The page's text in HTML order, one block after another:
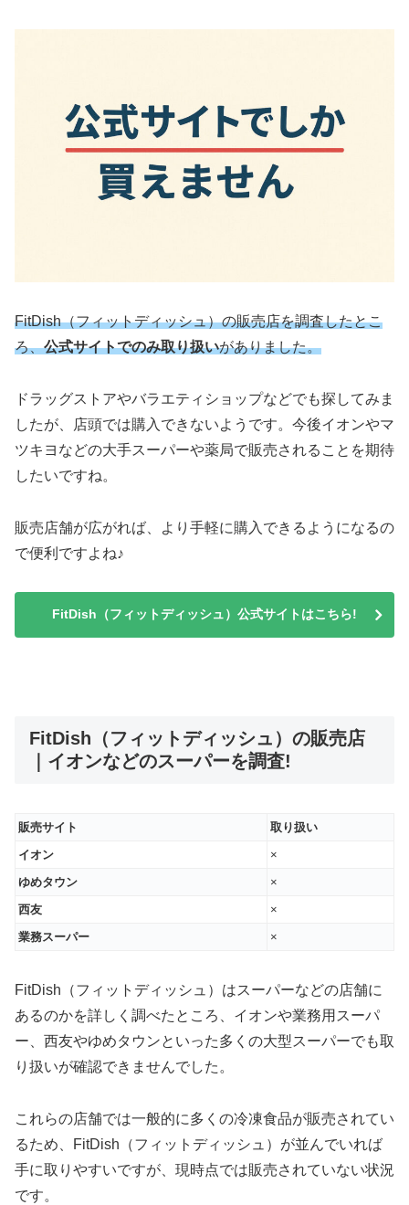
FitDish（フィットディッシュ）の販売店を調査したとこ
ろ、公式サイトでのみ取り扱いがありました。
ドラッグストアやバラエティショップなどでも探してみま
したが、店頭では購入できないようです。今後イオンやマ
ツキヨなどの大手スーパーや薬局で販売されることを期待
したいですね。
販売店舗が広がれば、より手軽に購入できるようになるの
で便利ですよね♪
FitDish（フィットディッシュ）公式サイトはこちら!
FitDish（フィットディッシュ）の販売店
｜イオンなどのスーパーを調査!
販売サイト
取り扱い
イオン
×
ゆめタウン
×
西友
×
業務スーパー
×
FitDish（フィットディッシュ）はスーパーなどの店舗に
あるのかを詳しく調べたところ、イオンや業務用スーパ
ー、西友やゆめタウンといった多くの大型スーパーでも取
り扱いが確認できませんでした。
これらの店舗では一般的に多くの冷凍食品が販売されてい
るため、FitDish（フィットディッシュ）が並んでいれば
手に取りやすいですが、現時点では販売されていない状況
です。